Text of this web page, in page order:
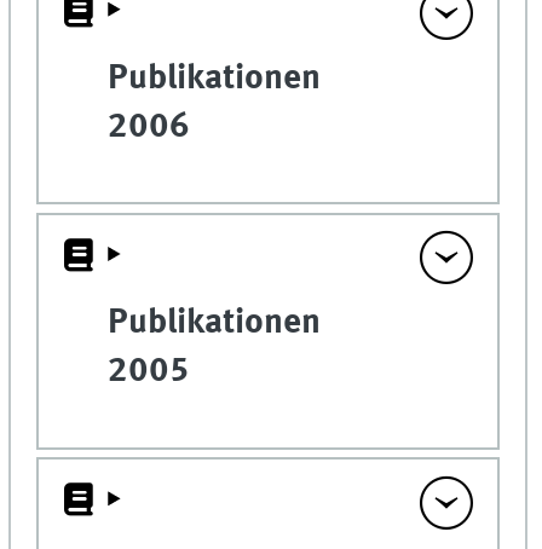
Publikationen
2006
Publikationen
2005